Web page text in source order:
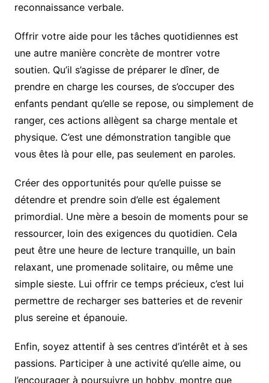
reconnaissance verbale.
Offrir votre aide pour les tâches quotidiennes est
une autre manière concrète de montrer votre
soutien. Qu’il s’agisse de préparer le dîner, de
prendre en charge les courses, de s’occuper des
enfants pendant qu’elle se repose, ou simplement de
ranger, ces actions allègent sa charge mentale et
physique. C’est une démonstration tangible que
vous êtes là pour elle, pas seulement en paroles.
Créer des opportunités pour qu’elle puisse se
détendre et prendre soin d’elle est également
primordial. Une mère a besoin de moments pour se
ressourcer, loin des exigences du quotidien. Cela
peut être une heure de lecture tranquille, un bain
relaxant, une promenade solitaire, ou même une
simple sieste. Lui offrir ce temps précieux, c’est lui
permettre de recharger ses batteries et de revenir
plus sereine et épanouie.
Enfin, soyez attentif à ses centres d’intérêt et à ses
passions. Participer à une activité qu’elle aime, ou
l’encourager à poursuivre un hobby, montre que